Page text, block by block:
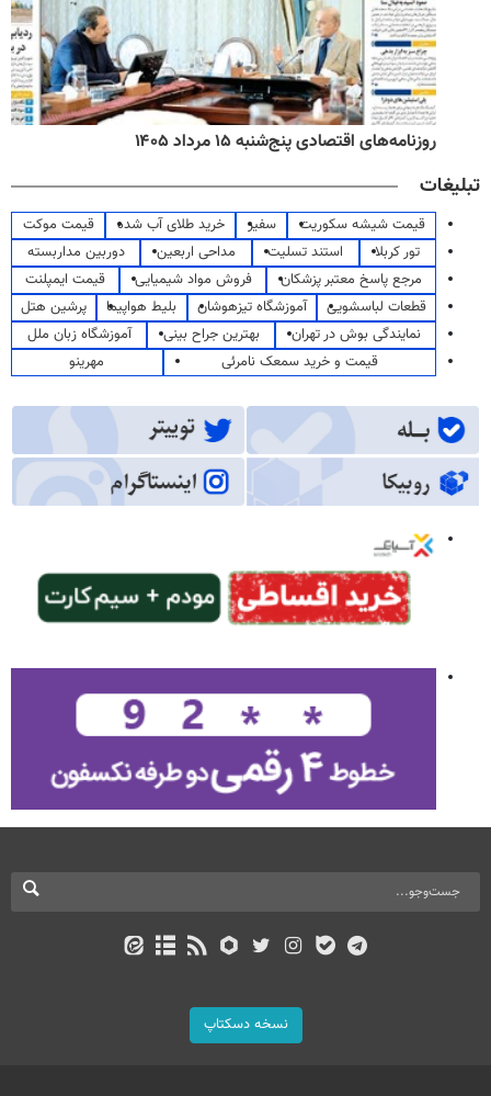
روزنامه‌های اقتصادی پنج‌شنبه ۱۵ مرداد ۱۴۰۵
تبلیغات
قیمت شیشه سکوریت سفیر خرید طلای آب شده
قیمت موکت
تور کربلا
استند تسلیت مداحی اربعین
دوربین مداربسته
مرجع پاسخ معتبر پزشکان
فروش مواد شیمیایی
قیمت ایمپلنت
قطعات لباسشویی
آموزشگاه تیزهوشان بلیط هواپیما
پرشین هتل
نمایندگی بوش در تهران
بهترین جراح بینی
آموزشگاه زبان ملل
قیمت و خرید سمعک نامرئی
مهرینو
نسخه دسکتاپ